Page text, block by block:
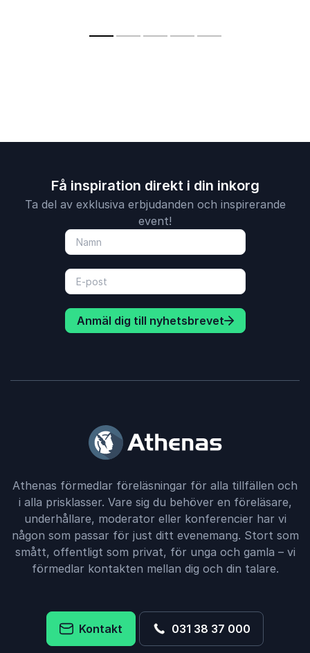
Få inspiration direkt i din inkorg
Ta del av exklusiva erbjudanden och inspirerande
event!
Anmäl dig till nyhetsbrevet
Athenas förmedlar föreläsningar för alla tillfällen och
i alla prisklasser. Vare sig du behöver en föreläsare,
underhållare, moderator eller konferencier har vi
någon som passar för just ditt evenemang. Stort som
smått, offentligt som privat, för unga och gamla – vi
förmedlar kontakten mellan dig och din talare.
Kontakt 031 38 37 000